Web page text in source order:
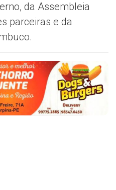
da Assembleia
parceiras e da